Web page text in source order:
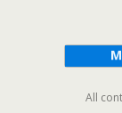
All